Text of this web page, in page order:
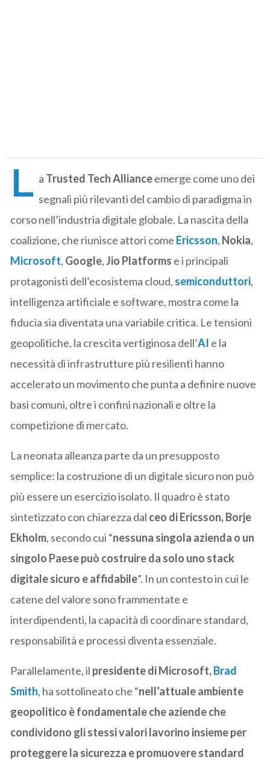
L a Trusted Tech Allianceemerge come uno dei
segnali più rilevanti del cambio di paradigma in
corso nell’industria digitale globale. La nascita della
coalizione, che riunisce attori come Ericsson, Nokia,
Microsoft, Google,Jio Platforms e i principali
protagonisti dell’ecosistema cloud, semiconduttori,
intelligenza artificiale e software, mostra come la
fiducia sia diventata una variabile critica. Le tensioni
geopolitiche, la crescita vertiginosa dell’AI e la
necessità di infrastrutture più resilienti hanno
accelerato un movimento che punta a definire nuove
basi comuni, oltre i confini nazionali e oltre la
competizione di mercato.
La neonata alleanza parte da un presupposto
semplice: la costruzione di un digitale sicuro non può
più essere un esercizio isolato. Il quadro è stato
sintetizzato con chiarezza dal ceo di Ericsson, Borje
Ekholm, secondo cui “nessuna singola azienda o un
singolo Paese può costruire da solo uno stack
digitale sicuro e affidabile”. In un contesto in cui le
catene del valore sono frammentate e
interdipendenti, la capacità di coordinare standard,
responsabilità e processi diventa essenziale.
Parallelamente, il presidente di Microsoft,Brad
Smith, ha sottolineato che “nell’attuale ambiente
geopolitico è fondamentale che aziende che
condividono gli stessi valori lavorino insieme per
proteggere la sicurezza e promuovere standard